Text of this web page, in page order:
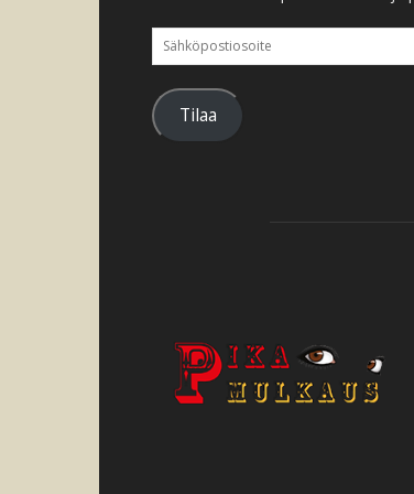
Sähköpostiosoite
Tilaa